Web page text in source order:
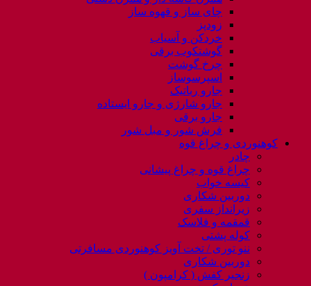
چای ساز و قهوه ساز
زودپز
خردکن و آسیاب
گوشتکوب برقی
چرخ گوشت
اسپرسوساز
جارو رباتیک
جارو شارژی و جارو ایستاده
جارو برقی
فرش شور و مبل شور
کوهنوردی و چراغ قوه
چادر
چراغ قوه و چراغ پیشانی
کیسه خواب
دوربین شکاری
زیرانداز سفری
قمقمه و فلاسک
کوله پشتی
ننو توری / تخت آویز کوهنوردی مسافرتی
دوربین شکاری
زنجیر کفش ( کرامپون )